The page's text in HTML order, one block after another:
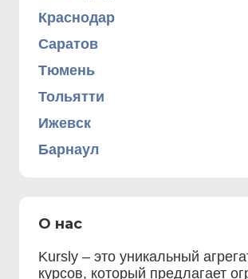
Краснодар
Саратов
Тюмень
Тольятти
Ижевск
Барнаул
О нас
Kursly – это уникальный
курсов, который предлагает